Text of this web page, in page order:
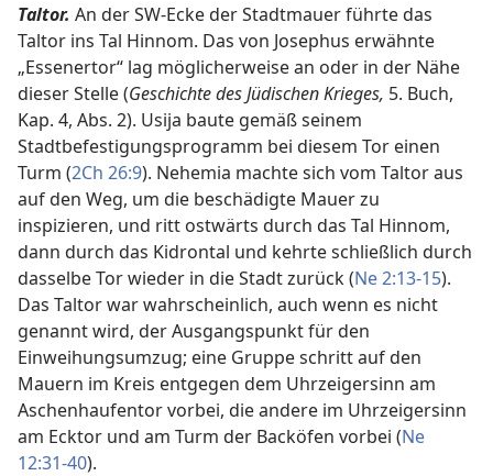
Taltor. An der SW-Ecke der Stadtmauer führte das
Taltor ins Tal Hinnom. Das von Josephus erwähnte
„Essenertor“ lag möglicherweise an oder in der Nähe
dieser Stelle (Geschichte des Jüdischen Krieges, 5. Buch,
Kap. 4, Abs. 2). Usija baute gemäß seinem
Stadtbefestigungsprogramm bei diesem Tor einen
Turm (2Ch 26:9). Nehemia machte sich vom Taltor aus
auf den Weg, um die beschädigte Mauer zu
inspizieren, und ritt ostwärts durch das Tal Hinnom,
dann durch das Kidrontal und kehrte schließlich durch
dasselbe Tor wieder in die Stadt zurück (Ne 2:13-15).
Das Taltor war wahrscheinlich, auch wenn es nicht
genannt wird, der Ausgangspunkt für den
Einweihungsumzug; eine Gruppe schritt auf den
Mauern im Kreis entgegen dem Uhrzeigersinn am
Aschenhaufentor vorbei, die andere im Uhrzeigersinn
am Ecktor und am Turm der Backöfen vorbei (Ne
12:31-40).